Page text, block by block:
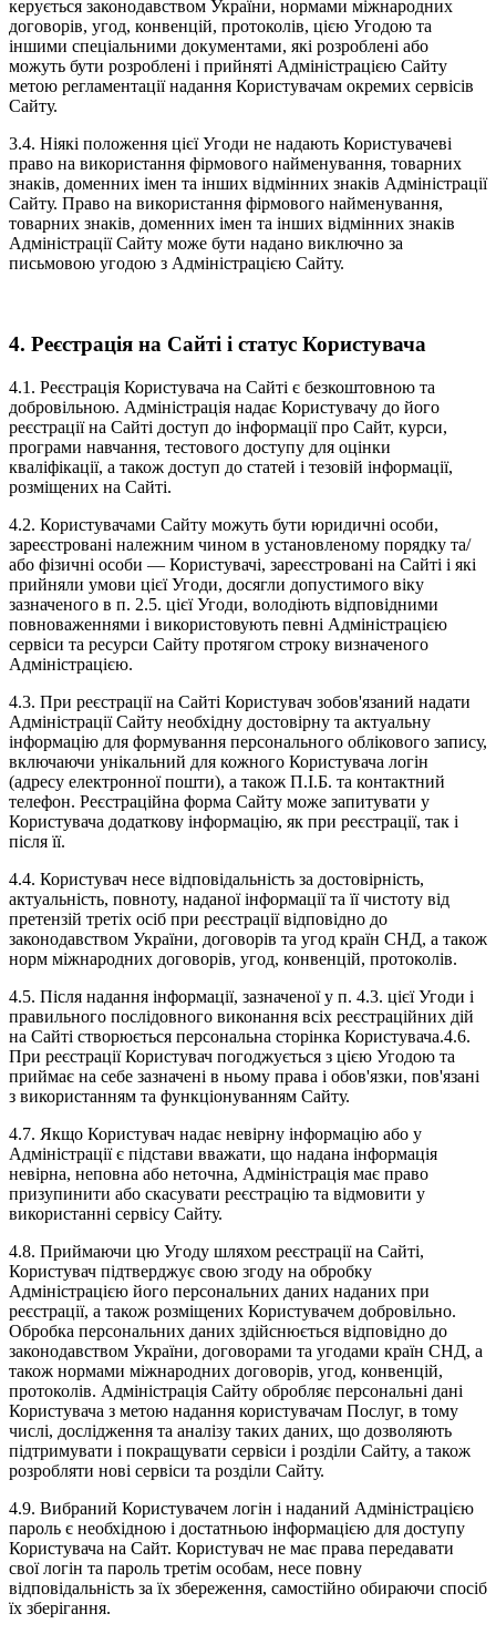
керується законодавством України, нормами міжнародних
договорів, угод, конвенцій, протоколів, цією Угодою та
іншими спеціальними документами, які розроблені або
можуть бути розроблені і прийняті Адміністрацією Сайту
метою регламентації надання Користувачам окремих сервісів
Сайту.
3.4. Ніякі положення цієї Угоди не надають Користувачеві
право на використання фірмового найменування, товарних
знаків, доменних імен та інших відмінних знаків Адміністрації
Сайту. Право на використання фірмового найменування,
товарних знаків, доменних імен та інших відмінних знаків
Адміністрації Сайту може бути надано виключно за
письмовою угодою з Адміністрацією Сайту.
4. Реєстрація на Сайті і статус Користувача
4.1. Реєстрація Користувача на Сайті є безкоштовною та
добровільною. Адміністрація надає Користувачу до його
реєстрації на Сайті доступ до інформації про Сайт, курси,
програми навчання, тестового доступу для оцінки
кваліфікації, а також доступ до статей і тезовій інформації,
розміщених на Сайті.
4.2. Користувачами Сайту можуть бути юридичні особи,
зареєстровані належним чином в установленому порядку та/
або фізичні особи — Користувачі, зареєстровані на Сайті і які
прийняли умови цієї Угоди, досягли допустимого віку
зазначеного в п. 2.5. цієї Угоди, володіють відповідними
повноваженнями і використовують певні Адміністрацією
сервіси та ресурси Сайту протягом строку визначеного
Адміністрацією.
4.3. При реєстрації на Сайті Користувач зобов'язаний надати
Адміністрації Сайту необхідну достовірну та актуальну
інформацію для формування персонального облікового запису,
включаючи унікальний для кожного Користувача логін
(адресу електронної пошти), а також П.І.Б. та контактний
телефон. Реєстраційна форма Сайту може запитувати у
Користувача додаткову інформацію, як при реєстрації, так і
після її.
4.4. Користувач несе відповідальність за достовірність,
актуальність, повноту, наданої інформації та її чистоту від
претензій третіх осіб при реєстрації відповідно до
законодавством України, договорів та угод країн СНД, а також
норм міжнародних договорів, угод, конвенцій, протоколів.
4.5. Після надання інформації, зазначеної у п. 4.3. цієї Угоди і
правильного послідовного виконання всіх реєстраційних дій
на Сайті створюється персональна сторінка Користувача.4.6.
При реєстрації Користувач погоджується з цією Угодою та
приймає на себе зазначені в ньому права і обов'язки, пов'язані
з використанням та функціонуванням Сайту.
4.7. Якщо Користувач надає невірну інформацію або у
Адміністрації є підстави вважати, що надана інформація
невірна, неповна або неточна, Адміністрація має право
призупинити або скасувати реєстрацію та відмовити у
використанні сервісу Сайту.
4.8. Приймаючи цю Угоду шляхом реєстрації на Сайті,
Користувач підтверджує свою згоду на обробку
Адміністрацією його персональних даних наданих при
реєстрації, а також розміщених Користувачем добровільно.
Обробка персональних даних здійснюється відповідно до
законодавством України, договорами та угодами країн СНД, а
також нормами міжнародних договорів, угод, конвенцій,
протоколів. Адміністрація Сайту обробляє персональні дані
Користувача з метою надання користувачам Послуг, в тому
числі, дослідження та аналізу таких даних, що дозволяють
підтримувати і покращувати сервіси і розділи Сайту, а також
розробляти нові сервіси та розділи Сайту.
4.9. Вибраний Користувачем логін і наданий Адміністрацією
пароль є необхідною і достатньою інформацією для доступу
Користувача на Сайт. Користувач не має права передавати
свої логін та пароль третім особам, несе повну
відповідальність за їх збереження, самостійно обираючи спосіб
їх зберігання.